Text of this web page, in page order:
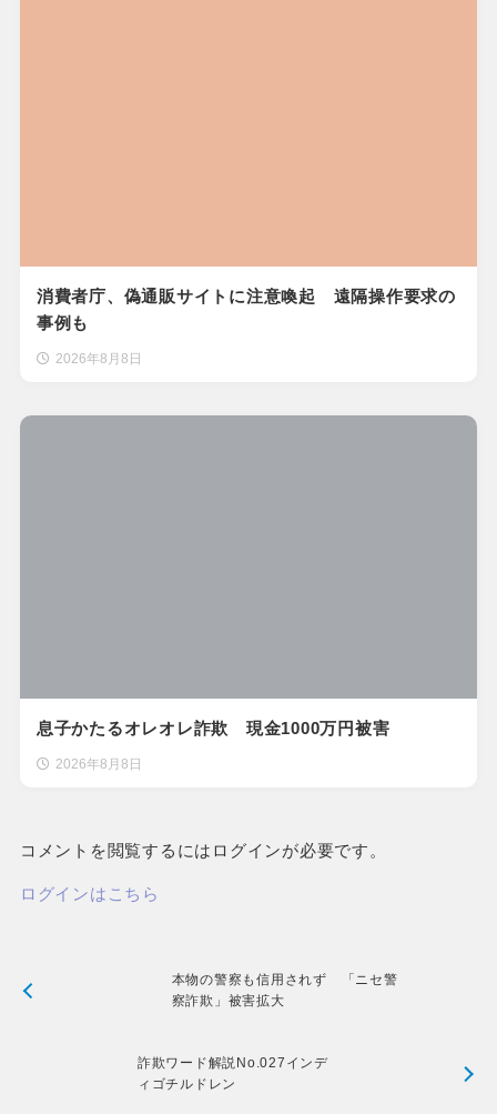
消費者庁、偽通販サイトに注意喚起 遠隔操作要求の
事例も
2026年8月8日
息子かたるオレオレ詐欺 現金1000万円被害
2026年8月8日
コメントを閲覧するにはログインが必要です。
ログインはこちら
本物の警察も信用されず 「ニセ警
察詐欺」被害拡大
詐欺ワード解説No.027インデ
ィゴチルドレン